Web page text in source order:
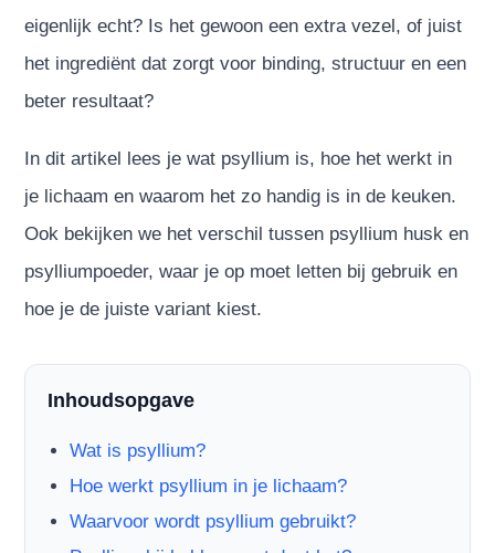
eigenlijk echt? Is het gewoon een extra vezel, of juist
het ingrediënt dat zorgt voor binding, structuur en een
beter resultaat?
In dit artikel lees je wat psyllium is, hoe het werkt in
je lichaam en waarom het zo handig is in de keuken.
Ook bekijken we het verschil tussen psyllium husk en
psylliumpoeder, waar je op moet letten bij gebruik en
hoe je de juiste variant kiest.
Inhoudsopgave
Wat is psyllium?
Hoe werkt psyllium in je lichaam?
Waarvoor wordt psyllium gebruikt?